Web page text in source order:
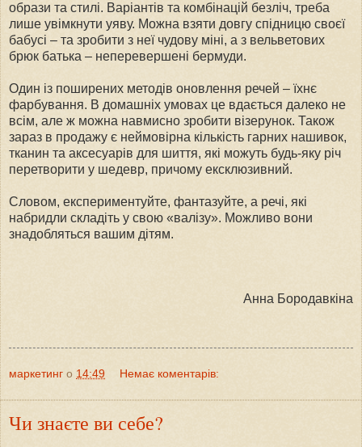
образи та стилі. Варіантів та комбінацій безліч, треба
лише увімкнути уяву. Можна взяти довгу спідницю своєї
бабусі – та зробити з неї чудову міні, а з вельветових
брюк батька – неперевершені бермуди.
Один із поширених методів оновлення речей – їхнє
фарбування. В домашніх умовах це вдається далеко не
всім, але ж можна навмисно зробити візерунок. Також
зараз в продажу є неймовірна кількість гарних нашивок,
тканин та аксесуарів для шиття, які можуть будь-яку річ
перетворити у шедевр, причому ексклюзивний.
Словом, експериментуйте, фантазуйте, а речі, які
набридли складіть у свою «валізу». Можливо вони
знадобляться вашим дітям.
Анна Бородавкіна
маркетинг о 14:49 Немає коментарів:
Чи знаєте ви себе?